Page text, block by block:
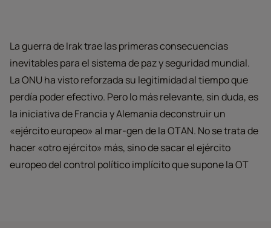
La guerra de Irak trae las primeras consecuencias
inevitables para el sistema de paz y seguridad mundial.
La ONU ha visto reforzada su legitimidad al tiempo que
perdía poder efectivo. Pero lo más relevante, sin duda, es
la iniciativa de Francia y Alemania deconstruir un
«ejército europeo» al mar-gen de la OTAN. No se trata de
hacer «otro ejército» más, sino de sacar el ejército
europeo del control político implícito que supone la OT